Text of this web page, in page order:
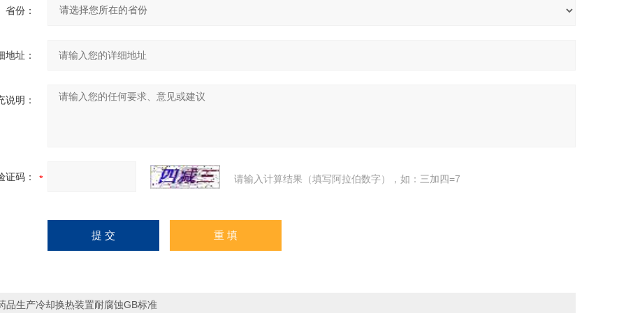
省份：
地址：
说明：
证码： 请输入计算结果（填写阿拉伯数字），如：三加四=7
品生产冷却换热装置耐腐蚀GB标准